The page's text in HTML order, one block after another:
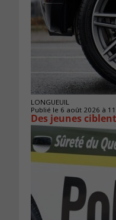
LONGUEUIL
Publié le 6 août 2026 à
Des jeunes